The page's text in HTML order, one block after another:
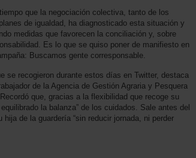
que la negociación colectiva, tanto de los
de igualdad, ha diagnosticado esta situación y
medidas que favorecen la conciliación y, sobre
Es lo que se quiso poner de manifiesto en
Buscamos gente corresponsable.
se recogieron durante estos días en Twitter, destaca
de la Agencia de Gestión Agraria y Pesquera
que, gracias a la flexibilidad que recoge su
la balanza” de los cuidados. Sale antes del
hija de la guardería “sin reducir jornada, ni perder